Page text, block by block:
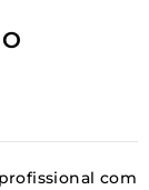
profissional com